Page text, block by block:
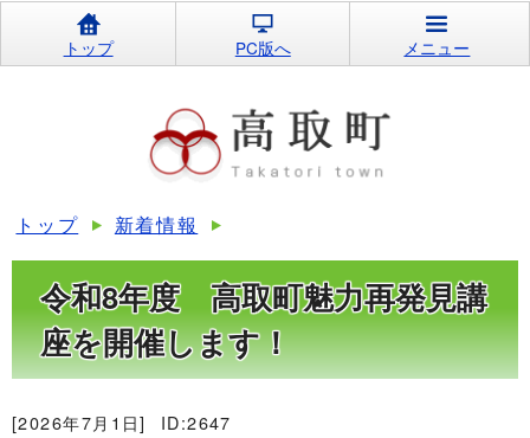
トップ PC版へ メニュー
トップ 新着情報
令和8年度 高取町魅力再発見講
座を開催します！
[2026年7月1日] ID:2647